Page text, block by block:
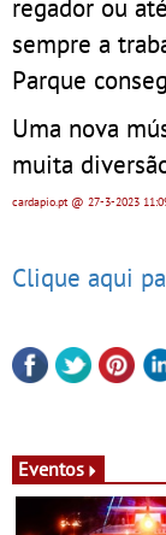
regador ou
sempre a
Parque
Uma nova
muita
cardapio.pt@ 27-3-2023
Clique aqui
Eventos